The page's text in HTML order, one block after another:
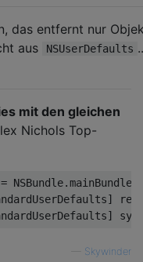
das entfernt nur
aus
NSUserDefaults
mit den gleichen
Nichols Top-
NSBundle
Skywinder